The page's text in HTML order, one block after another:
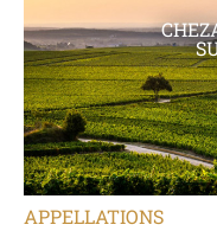
APPELLATIONS